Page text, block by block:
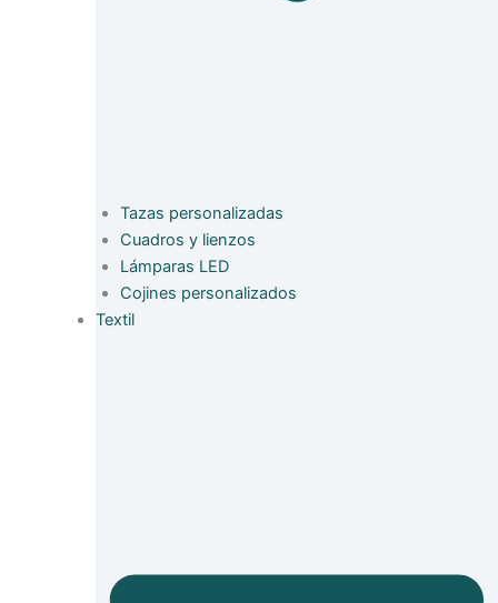
Tazas personalizadas
Cuadros y lienzos
Lámparas LED
Cojines personalizados
Textil